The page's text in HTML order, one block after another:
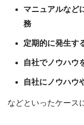
マニュアルなど
務
定期的に発生す
自社でノウハウ
自社にノウハウ
などといったケース